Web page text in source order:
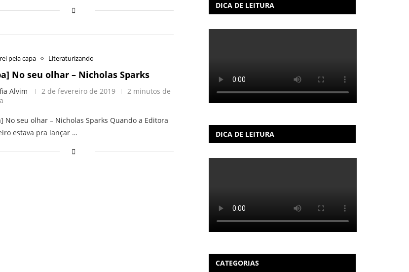
pela capa Literaturizando
No seu olhar – Nicholas Sparks
Alvim 2 de fevereiro de 2019
2 minutos de
No seu olhar – Nicholas Sparks Quando a Editora
estava pra lançar …
DICA DE LEITURA
DICA DE LEITURA
CATEGORIAS